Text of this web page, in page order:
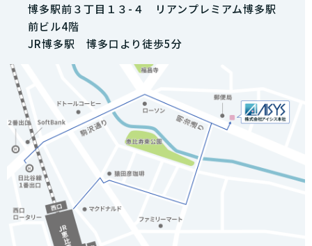
博多駅前３丁目１３-４ リアンプレミアム博多駅
前ビル4階
JR博多駅 博多口より徒歩5分